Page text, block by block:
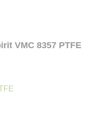
VMC 8357 PTFE